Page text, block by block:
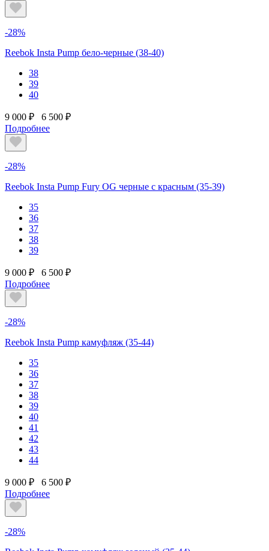
-28%
Reebok Insta Pump бело-черные (38-40)
38
39
40
9 000 ₽
6 500 ₽
Подробнее
-28%
Reebok Insta Pump Fury OG черные с красным (35-39)
35
36
37
38
39
9 000 ₽
6 500 ₽
Подробнее
-28%
Reebok Insta Pump камуфляж (35-44)
35
36
37
38
39
40
41
42
43
44
9 000 ₽
6 500 ₽
Подробнее
-28%